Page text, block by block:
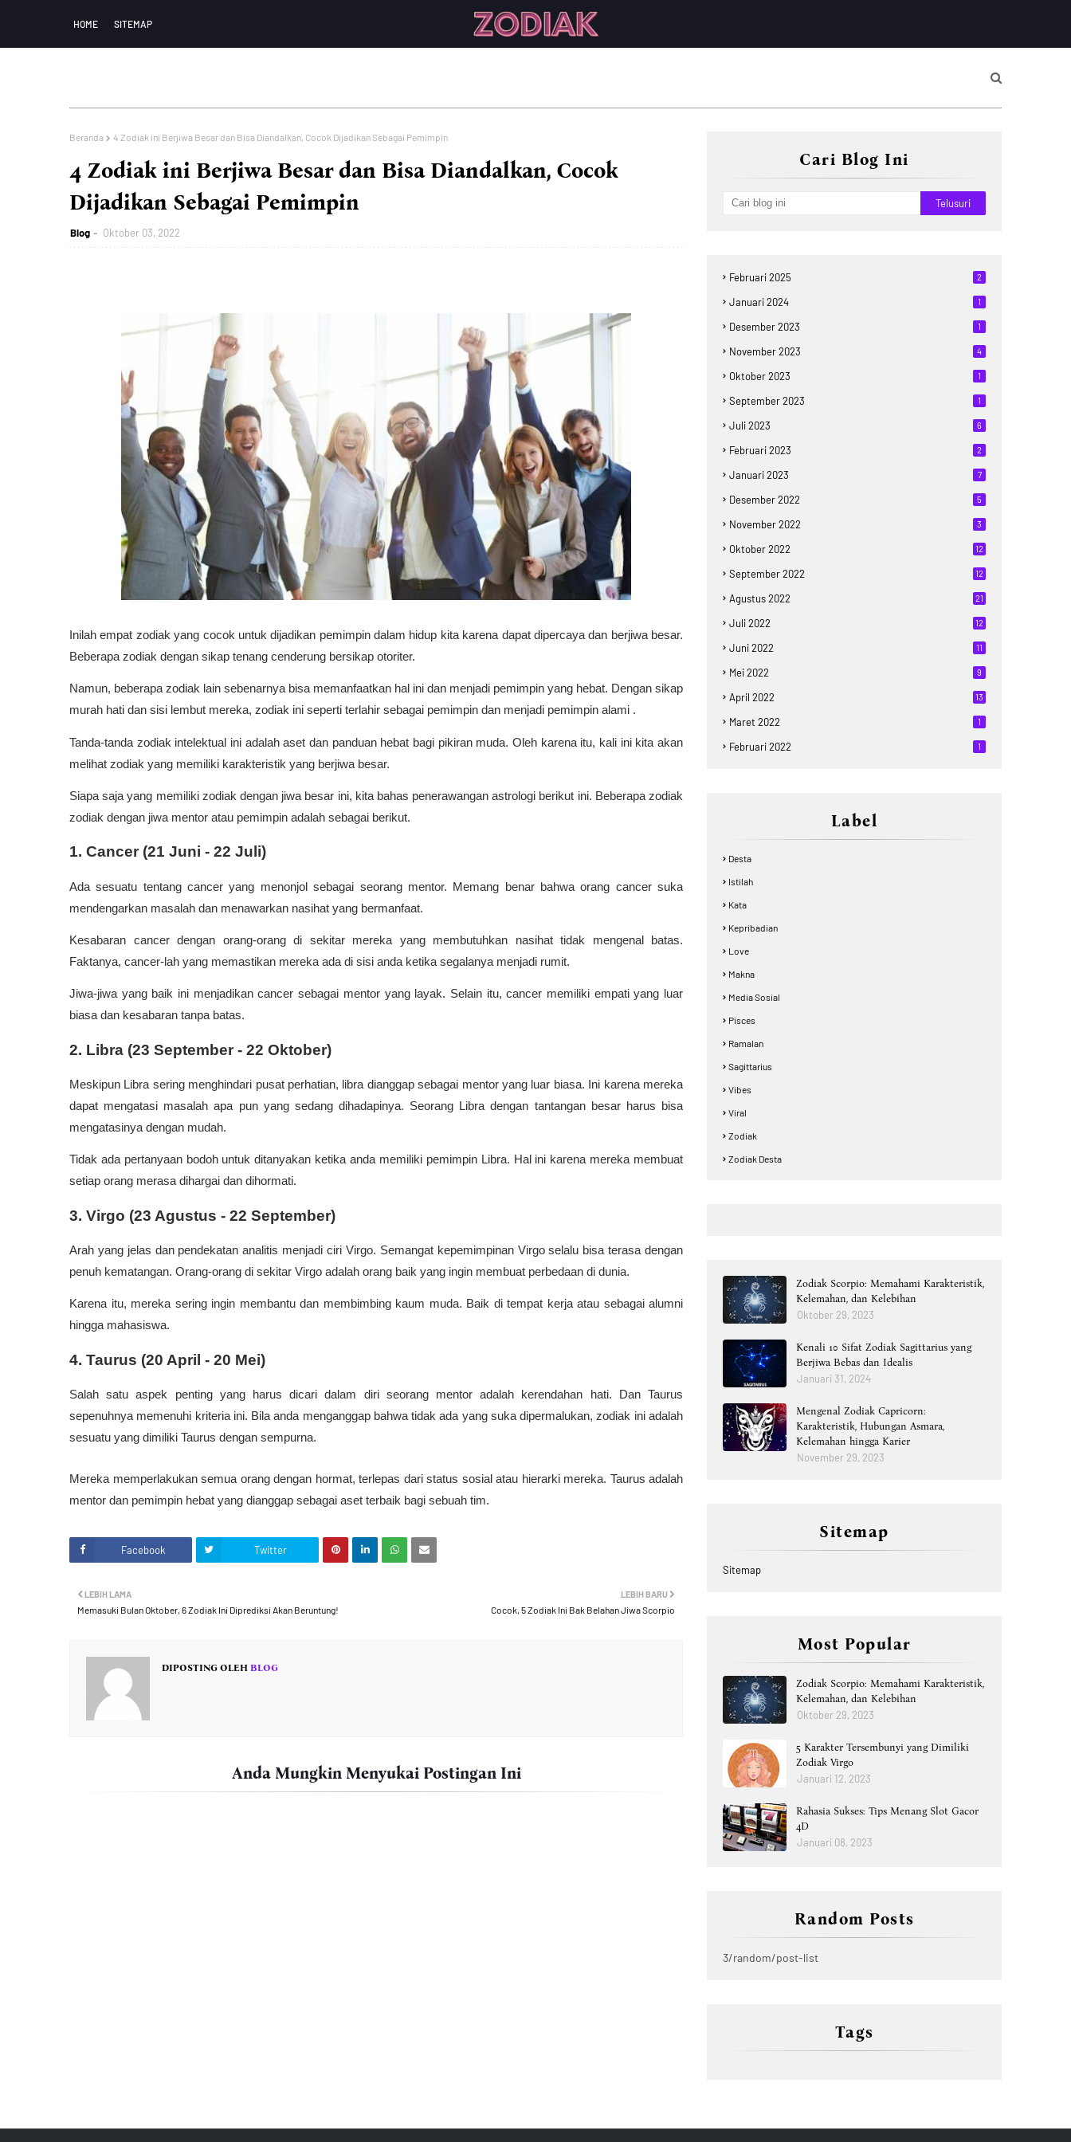
HOME SITEMAP
Beranda 4 Zodiak ini Berjiwa Besar dan Bisa Diandalkan, Cocok Dijadikan Sebagai Pemimpin
4 Zodiak ini Berjiwa Besar dan Bisa Diandalkan, Cocok
Dijadikan Sebagai Pemimpin
Blog Oktober 03, 2022
Inilah empat zodiak yang cocok untuk dijadikan pemimpin dalam hidup kita karena dapat dipercaya dan berjiwa besar.
Beberapa zodiak dengan sikap tenang cenderung bersikap otoriter.
Namun, beberapa zodiak lain sebenarnya bisa memanfaatkan hal ini dan menjadi pemimpin yang hebat. Dengan sikap
murah hati dan sisi lembut mereka, zodiak ini seperti terlahir sebagai pemimpin dan menjadi pemimpin alami .
Tanda-tanda zodiak intelektual ini adalah aset dan panduan hebat bagi pikiran muda. Oleh karena itu, kali ini kita akan
melihat zodiak yang memiliki karakteristik yang berjiwa besar.
Siapa saja yang memiliki zodiak dengan jiwa besar ini, kita bahas penerawangan astrologi berikut ini. Beberapa zodiak
zodiak dengan jiwa mentor atau pemimpin adalah sebagai berikut.
1. Cancer (21 Juni - 22 Juli)
Ada sesuatu tentang cancer yang menonjol sebagai seorang mentor. Memang benar bahwa orang cancer suka
mendengarkan masalah dan menawarkan nasihat yang bermanfaat.
Kesabaran cancer dengan orang-orang di sekitar mereka yang membutuhkan nasihat tidak mengenal batas.
Faktanya, cancer-lah yang memastikan mereka ada di sisi anda ketika segalanya menjadi rumit.
Jiwa-jiwa yang baik ini menjadikan cancer sebagai mentor yang layak. Selain itu, cancer memiliki empati yang luar
biasa dan kesabaran tanpa batas.
2. Libra (23 September - 22 Oktober)
Meskipun Libra sering menghindari pusat perhatian, libra dianggap sebagai mentor yang luar biasa. Ini karena mereka
dapat mengatasi masalah apa pun yang sedang dihadapinya. Seorang Libra dengan tantangan besar harus bisa
mengatasinya dengan mudah.
Tidak ada pertanyaan bodoh untuk ditanyakan ketika anda memiliki pemimpin Libra. Hal ini karena mereka membuat
setiap orang merasa dihargai dan dihormati.
3. Virgo (23 Agustus - 22 September)
Arah yang jelas dan pendekatan analitis menjadi ciri Virgo. Semangat kepemimpinan Virgo selalu bisa terasa dengan
penuh kematangan. Orang-orang di sekitar Virgo adalah orang baik yang ingin membuat perbedaan di dunia.
Karena itu, mereka sering ingin membantu dan membimbing kaum muda. Baik di tempat kerja atau sebagai alumni
hingga mahasiswa.
4. Taurus (20 April - 20 Mei)
Salah satu aspek penting yang harus dicari dalam diri seorang mentor adalah kerendahan hati. Dan Taurus
sepenuhnya memenuhi kriteria ini. Bila anda menganggap bahwa tidak ada yang suka dipermalukan, zodiak ini adalah
sesuatu yang dimiliki Taurus dengan sempurna.
Mereka memperlakukan semua orang dengan hormat, terlepas dari status sosial atau hierarki mereka. Taurus adalah
mentor dan pemimpin hebat yang dianggap sebagai aset terbaik bagi sebuah tim.
Facebook Twitter
LEBIH BARU
Cocok, 5 Zodiak Ini Bak Belahan Jiwa Scorpio
LEBIH LAMA
Memasuki Bulan Oktober, 6 Zodiak Ini Diprediksi Akan Beruntung!
DIPOSTING OLEH BLOG
Anda Mungkin Menyukai Postingan Ini
Cari Blog Ini
Februari 2025 2
Januari 2024 1
Desember 2023 1
November 2023 4
Oktober 2023 1
September 2023 1
Juli 2023 6
Februari 2023 2
Januari 2023 7
Desember 2022 5
November 2022 3
Oktober 2022 12
September 2022 12
Agustus 2022 21
Juli 2022 12
Juni 2022 11
Mei 2022 9
April 2022 13
Maret 2022 1
Februari 2022 1
Label
Desta
Istilah
Kata
Kepribadian
Love
Makna
Media Sosial
Pisces
Ramalan
Sagittarius
Vibes
Viral
Zodiak
Zodiak Desta
Zodiak Scorpio: Memahami Karakteristik,
Kelemahan, dan Kelebihan
Oktober 29, 2023
Kenali 10 Sifat Zodiak Sagittarius yang
Berjiwa Bebas dan Idealis
Januari 31, 2024
Mengenal Zodiak Capricorn:
Karakteristik, Hubungan Asmara,
Kelemahan hingga Karier
November 29, 2023
Sitemap
Sitemap
Most Popular
Zodiak Scorpio: Memahami Karakteristik,
Kelemahan, dan Kelebihan
Oktober 29, 2023
5 Karakter Tersembunyi yang Dimiliki
Zodiak Virgo
Januari 12, 2023
Rahasia Sukses: Tips Menang Slot Gacor
4D
Januari 08, 2023
Random Posts
3/random/post-list
Tags